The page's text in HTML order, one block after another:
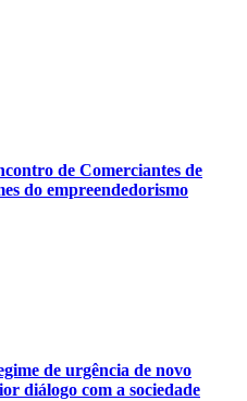
de Comerciantes de
do empreendedorismo
de urgência de novo
diálogo com a sociedade